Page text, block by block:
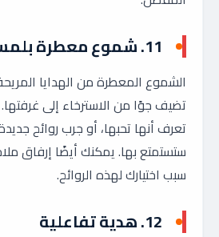
11. شموع معطرة
الشموع المعطرة من الهدايا
تضيف جوًا من الاسترخاء إلى
تعرف أنها تحبها، أو جرب روائح
ستستمتع بها. يمكنك أيضًا إرفاق
سبب اختيارك لهذه الروائح.
12. هدية تفاعلية